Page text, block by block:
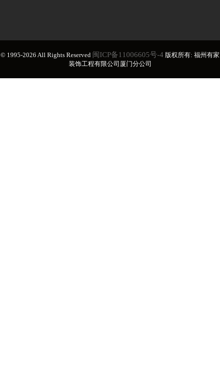
© 1995-2026 All Rights Reserved 闽ICP备11006605号-4 版权所有: 福州有家
装饰工程有限公司厦门分公司